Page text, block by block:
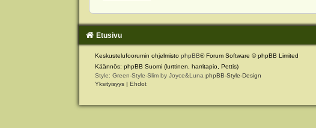
Etusivu
Keskustelufoorumin ohjelmisto phpBB® Forum Software © phpBB Limited
Käännös: phpBB Suomi (lurttinen, harritapio, Pettis)
Style: Green-Style-Slim by Joyce&Luna phpBB-Style-Design
Yksityisyys | Ehdot